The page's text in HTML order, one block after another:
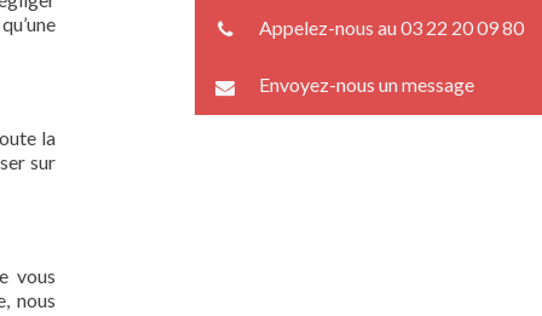
la
sur
vous
nous
Appelez-nous au 03 22 20 09 80
Envoyez-nous un message